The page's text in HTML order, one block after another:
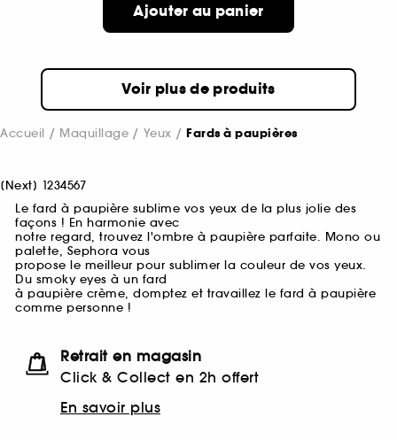
Ajouter au panier
Voir plus de produits
Accueil Maquillage Yeux Fards à paupières
[Next] 1234567
Le fard à paupière sublime vos yeux de la plus jolie des
façons ! En harmonie avec
notre regard, trouvez l'ombre à paupière parfaite. Mono ou
palette, Sephora vous
propose le meilleur pour sublimer la couleur de vos yeux.
Du smoky eyes à un fard
à paupière crème, domptez et travaillez le fard à paupière
comme personne !
Retrait en magasin
Click & Collect en 2h offert
En savoir plus